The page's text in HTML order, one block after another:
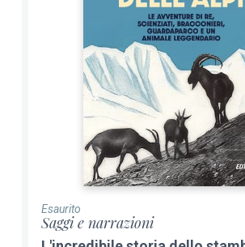
Esaurito
Saggi e narrazioni